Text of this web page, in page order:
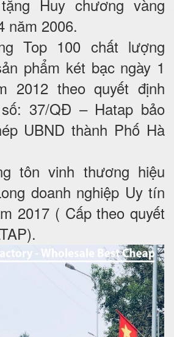
Huy chương vàng
năm 2006.
Top 100 chất lượng
phẩm két bạc ngày 1
2012 theo quyết định
37/QĐ – Hatap bảo
UBND thành Phố Hà
tôn vinh thương hiệu
doanh nghiệp Uy tín
2017 ( Cấp theo quyết